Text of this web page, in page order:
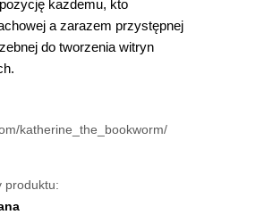
każdemu, kto
a zarazem przystępnej
do tworzenia witryn
katherine_the_bookworm/
produktu: